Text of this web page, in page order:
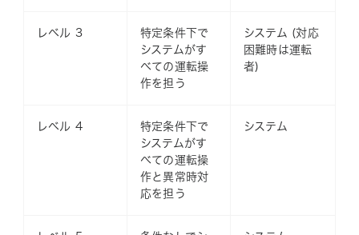
レベル 3
特定条件下で
システムがす
べての運転操
作を担う
システム (対応
困難時は運転
者)
レベル 4
特定条件下で
システムがす
べての運転操
作と異常時対
応を担う
システム